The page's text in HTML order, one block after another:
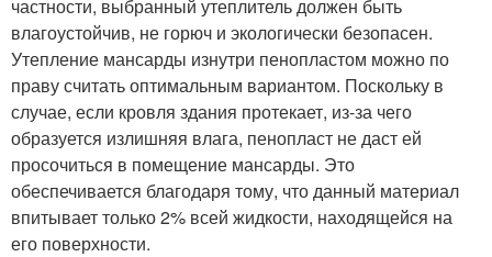
частности, выбранный утеплитель должен быть
влагоустойчив, не горюч и экологически безопасен.
Утепление мансарды изнутри пенопластом можно по
праву считать оптимальным вариантом. Поскольку в
случае, если кровля здания протекает, из-за чего
образуется излишняя влага, пенопласт не даст ей
просочиться в помещение мансарды. Это
обеспечивается благодаря тому, что данный материал
впитывает только 2% всей жидкости, находящейся на
его поверхности.